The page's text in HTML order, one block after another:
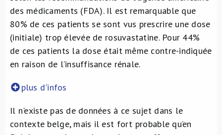
des médicaments (FDA). Il est remarquable que
80% de ces patients se sont vus prescrire une dose
(initiale) trop élevée de rosuvastatine. Pour 44%
de ces patients la dose était même contre-indiquée
en raison de l’insuffisance rénale.
plus d'infos
Il n'existe pas de données à ce sujet dans le
contexte belge, mais il est fort probable qu’en